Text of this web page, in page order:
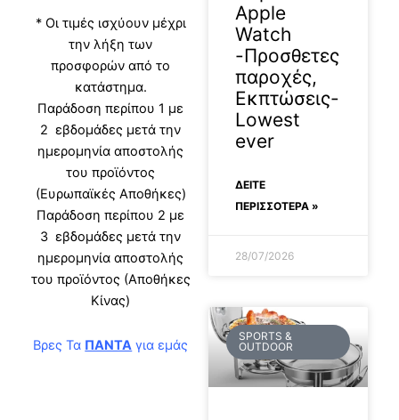
* Οι τιμές ισχύουν μέχρι
την λήξη των
προσφορών από το
κατάστημα.
Παράδοση περίπου 1 με
2 εβδομάδες μετά την
ημερομηνία αποστολής
του προϊόντος
(Ευρωπαϊκές Αποθήκες)
Παράδοση περίπου 2 με
3 εβδομάδες μετά την
ημερομηνία αποστολής
του προϊόντος (Αποθήκες
Κίνας)
Βρες Τα ΠΑΝΤΑ για εμάς
Apple
Watch
-Προσθετες
παροχές,
Εκπτώσεις-
Lowest
ever
ΔΕΊΤΕ
ΠΕΡΙΣΣΟΤΕΡΑ »
28/07/2026
SPORTS &
OUTDOOR